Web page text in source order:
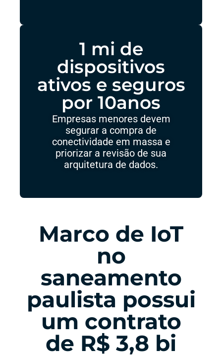
1 mi de
dispositivos
ativos e seguros
por 10anos
Empresas menores devem
segurar a compra de
conectividade em massa e
priorizar a revisão de sua
arquitetura de dados.
Marco de IoT
no
saneamento
paulista possui
um contrato
de R$ 3,8 bi